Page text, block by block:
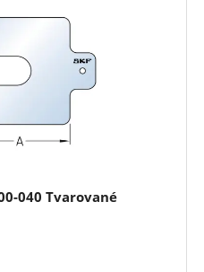
040 Tvarované